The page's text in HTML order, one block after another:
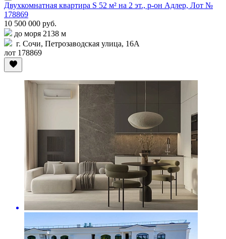
Двухкомнатная квартира S 52 м² на 2 эт., р-он Адлер, Лот №
178869
10 500 000 руб.
до моря 2138 м
г. Сочи, Петрозаводская улица, 16А
лот 178869